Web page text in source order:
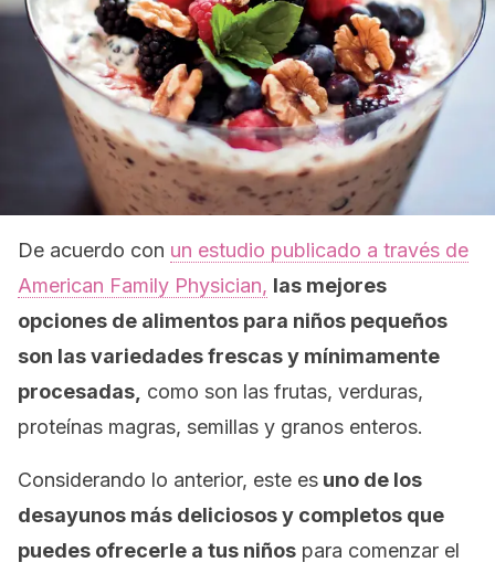
De acuerdo con un estudio publicado a través de
American Family Physician, las mejores
opciones de alimentos para niños pequeños
son las variedades frescas y mínimamente
procesadas, como son las frutas, verduras,
proteínas magras, semillas y granos enteros.
Considerando lo anterior, este es uno de los
desayunos más deliciosos y completos que
puedes ofrecerle a tus niños para comenzar el